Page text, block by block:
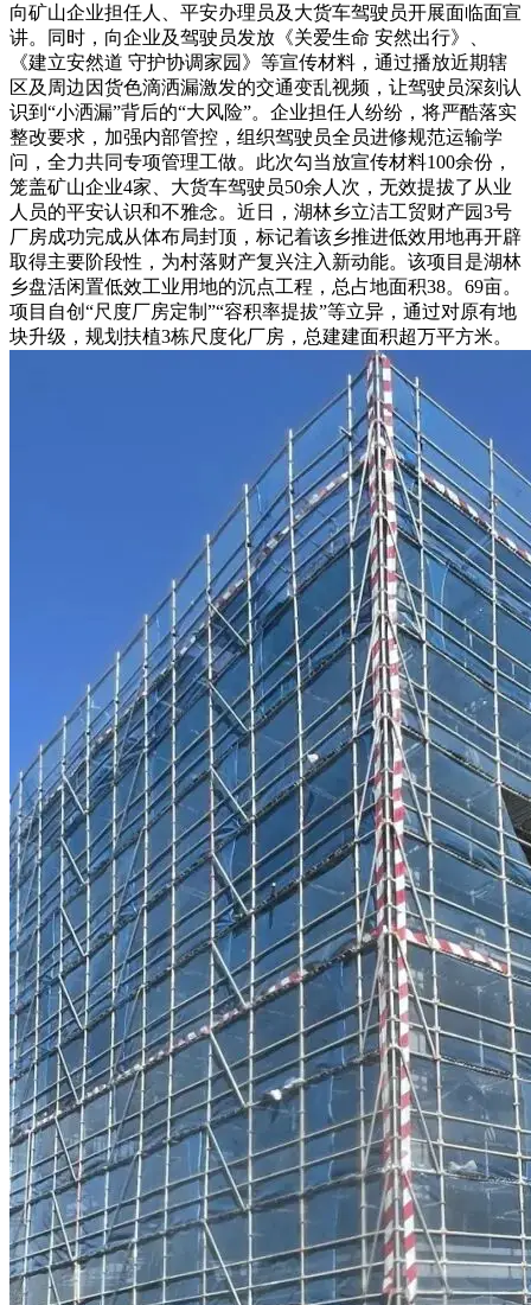
向矿山企业担任人、平安办理员及大货车驾驶员开展面临面宣
讲。同时，向企业及驾驶员发放《关爱生命 安然出行》、
《建立安然道 守护协调家园》等宣传材料，通过播放近期辖
区及周边因货色滴洒漏激发的交通变乱视频，让驾驶员深刻认
识到“小洒漏”背后的“大风险”。企业担任人纷纷，将严酷落实
整改要求，加强内部管控，组织驾驶员全员进修规范运输学
问，全力共同专项管理工做。此次勾当放宣传材料100余份，
笼盖矿山企业4家、大货车驾驶员50余人次，无效提拔了从业
人员的平安认识和不雅念。近日，湖林乡立洁工贸财产园3号
厂房成功完成从体布局封顶，标记着该乡推进低效用地再开辟
取得主要阶段性，为村落财产复兴注入新动能。该项目是湖林
乡盘活闲置低效工业用地的沉点工程，总占地面积38。69亩。
项目自创“尺度厂房定制”“容积率提拔”等立异，通过对原有地
块升级，规划扶植3栋尺度化厂房，总建建面积超万平方米。